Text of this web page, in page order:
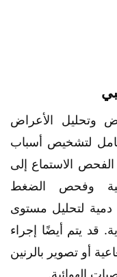
وتحليل الأعراض
لتشخيص أسباب
الاستماع إلى
وفحص الضغط
دمية لتحليل مستوى
قد يتم أيضًا إجراء
أو تصوير بالرنين
الهوائية.